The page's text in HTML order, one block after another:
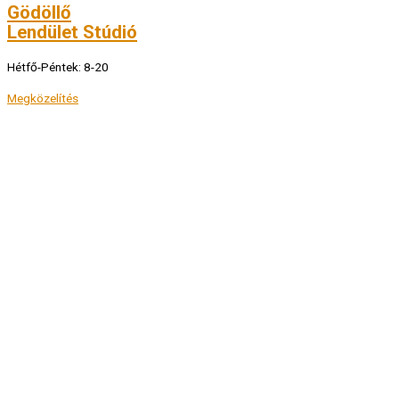
Gödöllő
Lendület Stúdió
Hétfő-Péntek: 8-20
Megközelítés